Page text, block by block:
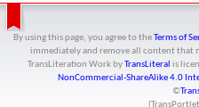
By using this page, you agree to the Terms of
immediately and remove all content that
TransLiteration Workby TransLiteral is
NonCommercial-ShareAlike 4.0
©